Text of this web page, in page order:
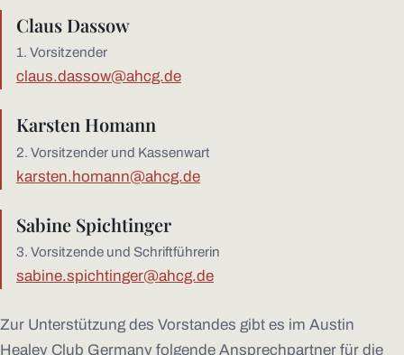
Claus Dassow
1. Vorsitzender
claus.dassow@ahcg.de
Karsten Homann
2. Vorsitzender und Kassenwart
karsten.homann@ahcg.de
Sabine Spichtinger
3. Vorsitzende und Schriftführerin
sabine.spichtinger@ahcg.de
Zur Unterstützung des Vorstandes gibt es im Austin
Healey Club Germany folgende Ansprechpartner für die